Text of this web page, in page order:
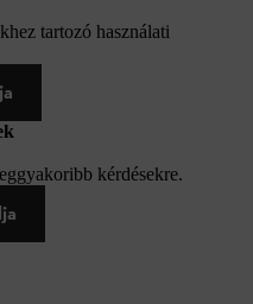
tartozó használati
kérdésekre.